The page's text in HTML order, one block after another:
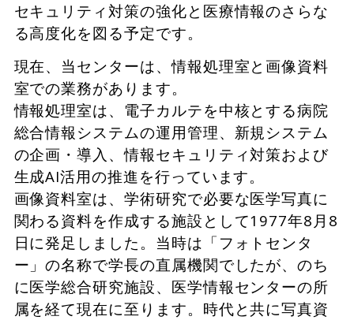
セキュリティ対策の強化と医療情報のさらな
る高度化を図る予定です。
現在、当センターは、情報処理室と画像資料
室での業務があります。
情報処理室は、電子カルテを中核とする病院
総合情報システムの運用管理、新規システム
の企画・導入、情報セキュリティ対策および
生成AI活用の推進を行っています。
画像資料室は、学術研究で必要な医学写真に
関わる資料を作成する施設として1977年8月8
日に発足しました。当時は「フォトセンタ
ー」の名称で学長の直属機関でしたが、のち
に医学総合研究施設、医学情報センターの所
属を経て現在に至ります。時代と共に写真資